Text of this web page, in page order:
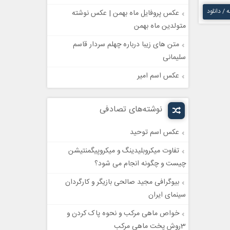
/ دانلود
عکس پروفایل ماه بهمن | عکس نوشته
متولدین ماه بهمن
متن های زیبا درباره چهلم سردار قاسم
سلیمانی
عکس اسم امیر
نوشته‌های تصادفی
عکس اسم توحيد
تفاوت میکروبلیدینگ و میکروپیگمنتیشن
چیست و چگونه انجام می شود؟
بیوگرافی مجید صالحی بازیگر و کارگردان
سینمای ایران
خواص ماهی مرکب و نحوه پاک کردن و
3روش پخت ماهی مرکب